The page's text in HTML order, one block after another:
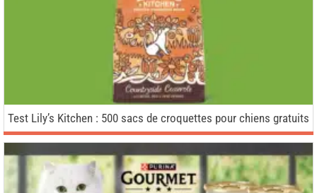
Test Lily’s Kitchen : 500 sacs de croquettes pour chiens gratuits